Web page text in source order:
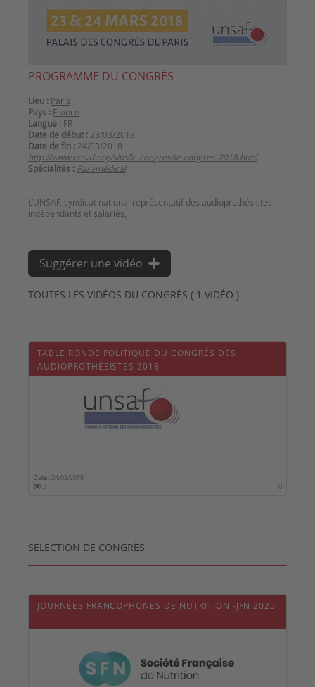
PROGRAMME DU CONGRÈS
Lieu : Paris
Pays : France
Langue : FR
Date de début : 23/03/2018
Date de fin : 24/03/2018
http://www.unsaf.org/site/le-congres/le-congres-2018.html
Spécialités : Paramédical
L’UNSAF, syndicat national représentatif des audioprothésistes
TOUTES LES VIDÉOS DU CONGRÈS ( 1 VIDÉO )
Suggérer une vidéo
TABLE RONDE POLITIQUE DU CONGRÈS DES
AUDIOPROTHÉSISTES 2018
Date : 24/03/2018
3
0
SÉLECTION DE CONGRÈS
JOURNÉES FRANCOPHONES DE NUTRITION -JFN 2025